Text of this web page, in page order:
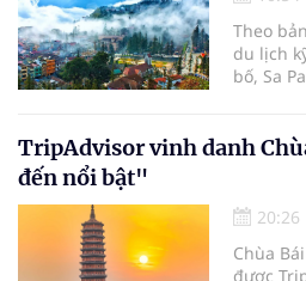
những
ngày
chọn
nghiệp
kim chỉ
Theo
du lịch
bố, Sa
ở châu
TripAdvisor vinh danh
đến nổi bật"
20:26
Chùa
được